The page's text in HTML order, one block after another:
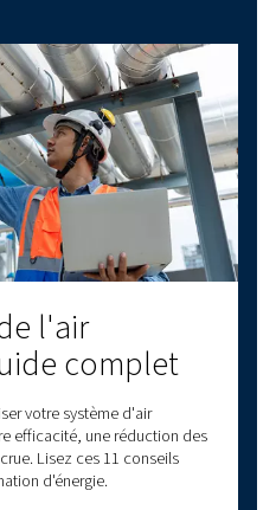
la pression
et son
les circuits